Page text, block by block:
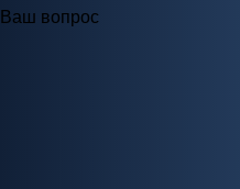
Ваш вопрос